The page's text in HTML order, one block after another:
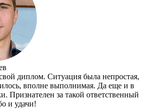
диплом. Ситуация была непростая,
вполне выполнимая. Да еще и в
Признателен за такой ответственный
и удачи!